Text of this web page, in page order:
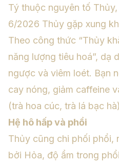
Tý thuộc nguyên tố
6/2026 Thủy gặp xung
Theo công thức “Thủy
năng lượng tiêu hoá”, dạ
ngược và viêm loét. Bạn
cay nóng, giảm caffeine
(trà hoa cúc, trà lá bạc
Hệ hô hấp và phổi
Thủy cũng chi phối phổi,
bởi Hỏa, độ ẩm trong